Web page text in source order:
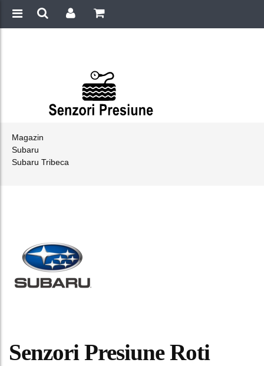
Magazin
Subaru
Subaru Tribeca
Senzori Presiune Roti